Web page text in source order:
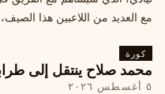
مع العديد من اللاعبين هذا
كورة
محمد صلاح ينتقل إلى
٥ أغسطس ٢٠٢٦